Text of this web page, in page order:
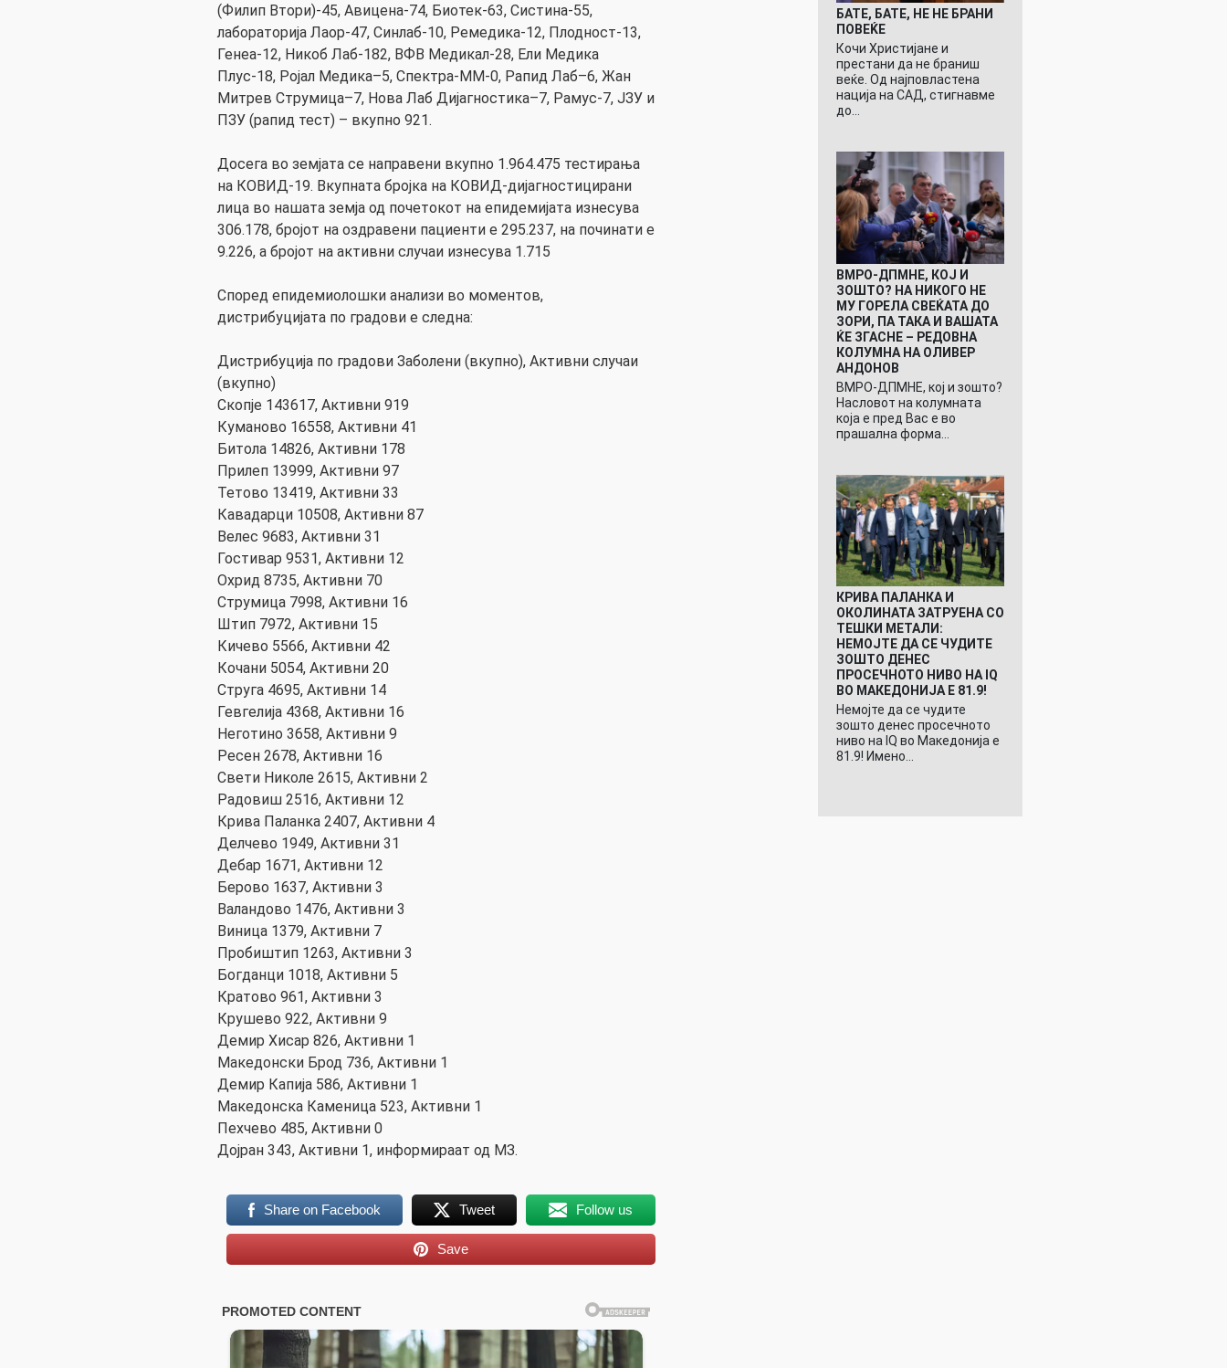
(Филип Втори)-45, Авицена-74, Биотек-63, Систина-55,
лабораторија Лаор-47, Синлаб-10, Ремедика-12, Плодност-13,
Генеа-12, Никоб Лаб-182, ВФВ Медикал-28, Ели Медика
Плус-18, Ројал Медика–5, Спектра-ММ-0, Рапид Лаб–6, Жан
Митрев Струмица–7, Нова Лаб Дијагностика–7, Рамус-7, ЈЗУ и
ПЗУ (рапид тест) – вкупно 921.
Досега во земјата се направени вкупно 1.964.475 тестирања
на КОВИД-19. Вкупната бројка на КОВИД-дијагностицирани
лица во нашата земја од почетокот на епидемијата изнесува
306.178, бројот на оздравени пациенти е 295.237, на починати е
9.226, а бројот на активни случаи изнесува 1.715
Според епидемиолошки анализи во моментов,
дистрибуцијата по градови е следна:
Дистрибуција по градови Заболени (вкупно), Активни случаи
(вкупно)
Скопје 143617, Активни 919
Куманово 16558, Активни 41
Битола 14826, Активни 178
Прилеп 13999, Активни 97
Тетово 13419, Активни 33
Кавадарци 10508, Активни 87
Велес 9683, Активни 31
Гостивар 9531, Активни 12
Охрид 8735, Активни 70
Струмица 7998, Активни 16
Штип 7972, Активни 15
Кичево 5566, Активни 42
Кочани 5054, Активни 20
Струга 4695, Активни 14
Гевгелија 4368, Активни 16
Неготино 3658, Активни 9
Ресен 2678, Активни 16
Свети Николе 2615, Активни 2
Радовиш 2516, Активни 12
Крива Паланка 2407, Активни 4
Делчево 1949, Активни 31
Дебар 1671, Активни 12
Берово 1637, Активни 3
Валандово 1476, Активни 3
Виница 1379, Активни 7
Пробиштип 1263, Активни 3
Богданци 1018, Активни 5
Кратово 961, Активни 3
Крушево 922, Активни 9
Демир Хисар 826, Активни 1
Македонски Брод 736, Активни 1
Демир Капија 586, Активни 1
Македонска Каменица 523, Активни 1
Пехчево 485, Активни 0
Дојран 343, Активни 1, информираат од МЗ.
Share on Facebook Tweet Follow us
Save
БАТЕ, БАТЕ, НЕ НЕ БРАНИ
ПОВЕЌЕ
Кочи Христијане и
престани да не браниш
веќе. Од најповластена
нација на САД, стигнавме
до…
ВМРО-ДПМНЕ, КОЈ И
ЗОШТО? НА НИКОГО НЕ
МУ ГОРЕЛА СВЕЌАТА ДО
ЗОРИ, ПА ТАКА И ВАШАТА
ЌЕ ЗГАСНЕ – РЕДОВНА
КОЛУМНА НА ОЛИВЕР
АНДОНОВ
ВМРО-ДПМНЕ, кој и зошто?
Насловот на колумната
која е пред Вас е во
прашална форма…
КРИВА ПАЛАНКА И
ОКОЛИНАТА ЗАТРУЕНА СО
ТЕШКИ МЕТАЛИ:
НЕМОЈТЕ ДА СЕ ЧУДИТЕ
ЗОШТО ДЕНЕС
ПРОСЕЧНОТО НИВО НА IQ
ВО МАКЕДОНИЈА Е 81.9!
Немојте да се чудите
зошто денес просечното
ниво на IQ во Македонија е
81.9! Имено…